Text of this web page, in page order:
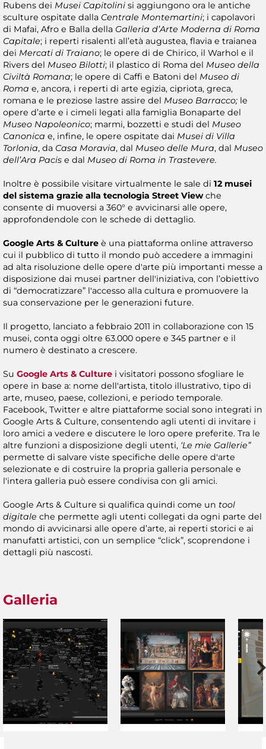
Rubens dei Musei Capitolini si aggiungono ora le antiche
sculture ospitate dalla Centrale Montemartini; i capolavori
di Mafai, Afro e Balla della Galleria d’Arte Moderna di Roma
Capitale; i reperti risalenti all’età augustea, flavia e traianea
dei Mercati di Traiano; le opere di de Chirico, il Warhol e il
Rivers del Museo Bilotti; il plastico di Roma del Museo della
Civiltà Romana; le opere di Caffi e Batoni del Museo di
Roma e, ancora, i reperti di arte egizia, cipriota, greca,
romana e le preziose lastre assire del Museo Barracco; le
opere d’arte e i cimeli legati alla famiglia Bonaparte del
Museo Napoleonico; marmi, bozzetti e studi del Museo
Canonica e, infine, le opere ospitate dai Musei di Villa
Torlonia, da Casa Moravia, dal Museo delle Mura, dal Museo
dell’Ara Pacis e dal Museo di Roma in Trastevere.
Inoltre è possibile visitare virtualmente le sale di 12 musei
del sistema grazie alla tecnologia Street Viewche
consente di muoversi a 360° e avvicinarsi alle opere,
approfondendole con le schede di dettaglio.
Google Arts & Culture è una piattaforma online attraverso
cui il pubblico di tutto il mondo può accedere a immagini
ad alta risoluzione delle opere d'arte più importanti messe a
disposizione dai musei partner dell'iniziativa, con l’obiettivo
di “democratizzare” l'accesso alla cultura e promuovere la
sua conservazione per le generazioni future.
Il progetto, lanciato a febbraio 2011 in collaborazione con 15
musei, conta oggi oltre 63.000 opere e 345 partner e il
numero è destinato a crescere.
Su Google Arts & Culture i visitatori possono sfogliare le
opere in base a: nome dell'artista, titolo illustrativo, tipo di
arte, museo, paese, collezioni, e periodo temporale.
Facebook, Twitter e altre piattaforme social sono integrati in
Google Arts & Culture, consentendo agli utenti di invitare i
loro amici a vedere e discutere le loro opere preferite. Tra le
altre funzioni a disposizione degli utenti, ‘Le mie Gallerie”
permette di salvare viste specifiche delle opere d'arte
selezionate e di costruire la propria galleria personale e
l'intera galleria può essere condivisa con gli amici.
Google Arts & Culture si qualifica quindi come un tool
digitale che permette agli utenti collegati da ogni parte del
mondo di avvicinarsi alle opere d’arte, ai reperti storici e ai
manufatti artistici, con un semplice “click”, scoprendone i
dettagli più nascosti.
Galleria